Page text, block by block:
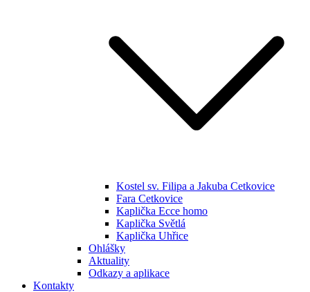
Kostel sv. Filipa a Jakuba Cetkovice
Fara Cetkovice
Kaplička Ecce homo
Kaplička Světlá
Kaplička Uhřice
Ohlášky
Aktuality
Odkazy a aplikace
Kontakty